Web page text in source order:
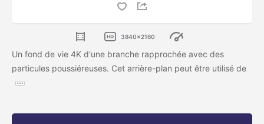
3840x2160
Un fond de vie 4K d'une branche rapprochée avec des
particules poussiéreuses. Cet arrière-plan peut être utilisé de